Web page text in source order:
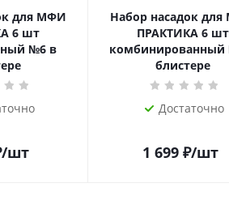
для МФИ
6 шт
№6 в
/шт
Набор насадок
ПРАКТИКА 6 шт
комбинированный
блистере
Достаточно
1 699₽/шт